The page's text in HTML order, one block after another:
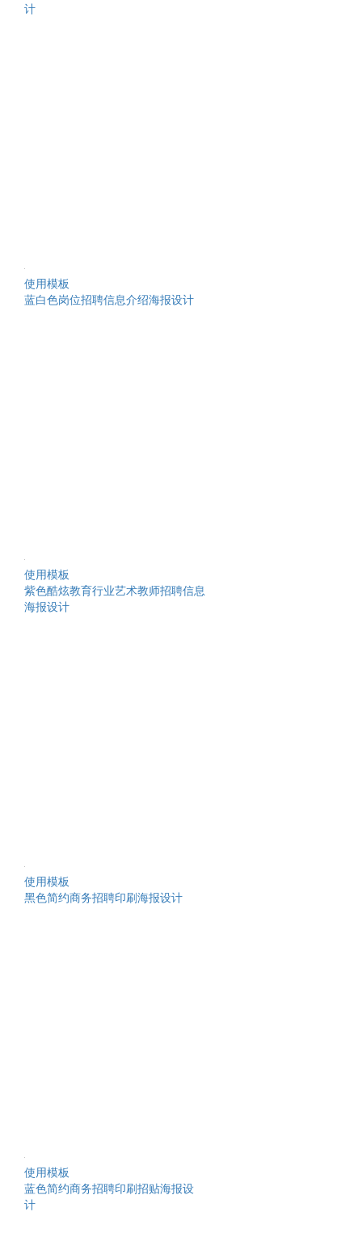
计
使用模板
蓝白色岗位招聘信息介绍海报设计
使用模板
紫色酷炫教育行业艺术教师招聘信息
海报设计
使用模板
黑色简约商务招聘印刷海报设计
使用模板
蓝色简约商务招聘印刷招贴海报设
计